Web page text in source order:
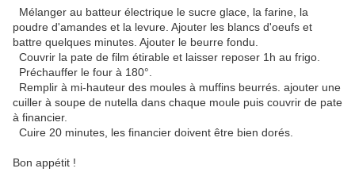
Mélanger au batteur électrique le sucre glace, la farine, la
poudre d'amandes et la levure. Ajouter les blancs d'oeufs et
battre quelques minutes. Ajouter le beurre fondu.
Couvrir la pate de film étirable et laisser reposer 1h au frigo.
Préchauffer le four à 180°.
Remplir à mi-hauteur des moules à muffins beurrés. ajouter une
cuiller à soupe de nutella dans chaque moule puis couvrir de pate
à financier.
Cuire 20 minutes, les financier doivent être bien dorés.
Bon appétit !